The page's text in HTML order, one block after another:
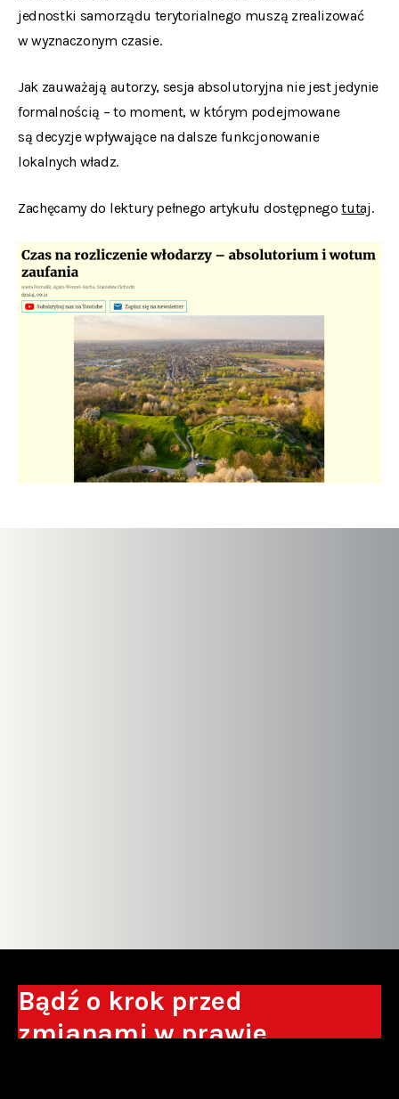
jednostki samorządu terytorialnego muszą zrealizować
w wyznaczonym czasie.
Jak zauważają autorzy, sesja absolutoryjna nie jest jedynie
formalnością – to moment, w którym podejmowane
są decyzje wpływające na dalsze funkcjonowanie
lokalnych władz.
Zachęcamy do lektury pełnego artykułu dostępnegotutaj.
Bądź o krok przed
zmianami w prawie